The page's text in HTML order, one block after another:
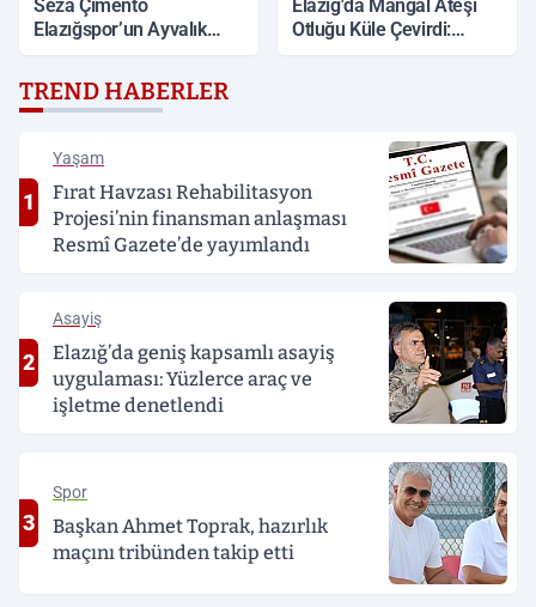
Seza Çimento
Elazığspor’un Ayvalık
11’i belli oldu
Elazığ'da Mangal Ateşi
Otluğu Küle Çevirdi:
TREND HABERLER
1
Yaşam
Fırat Havzası Rehabilitasyon
Projesi’nin finansman anlaşması
Resmî Gazete’de yayımlandı
2
Asayiş
Elazığ’da geniş kapsamlı asayiş
uygulaması: Yüzlerce araç ve
işletme denetlendi
3
Spor
Başkan Ahmet Toprak, hazırlık
maçını tribünden takip etti